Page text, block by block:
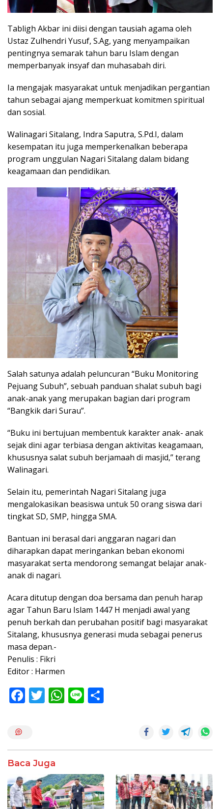
Tabligh Akbar ini diisi dengan tausiah agama oleh
Ustaz Zulhendri Yusuf, S.Ag, yang menyampaikan
pentingnya semarak tahun baru Islam dengan
memperbanyak insyaf dan muhasabah diri.
Ia mengajak masyarakat untuk menjadikan pergantian
tahun sebagai ajang memperkuat komitmen spiritual
dan sosial.
Walinagari Sitalang, Indra Saputra, S.Pd.I, dalam
kesempatan itu juga memperkenalkan beberapa
program unggulan Nagari Sitalang dalam bidang
keagamaan dan pendidikan.
Salah satunya adalah peluncuran “Buku Monitoring
Pejuang Subuh”, sebuah panduan shalat subuh bagi
anak-anak yang merupakan bagian dari program
“Bangkik dari Surau”.
“Buku ini bertujuan membentuk karakter anak- anak
sejak dini agar terbiasa dengan aktivitas keagamaan,
khususnya salat subuh berjamaah di masjid,” terang
Walinagari.
Selain itu, pemerintah Nagari Sitalang juga
mengalokasikan beasiswa untuk 50 orang siswa dari
tingkat SD, SMP, hingga SMA.
Bantuan ini berasal dari anggaran nagari dan
diharapkan dapat meringankan beban ekonomi
masyarakat serta mendorong semangat belajar anak-
anak di nagari.
Acara ditutup dengan doa bersama dan penuh harap
agar Tahun Baru Islam 1447 H menjadi awal yang
penuh berkah dan perubahan positif bagi masyarakat
Sitalang, khususnya generasi muda sebagai penerus
masa depan.-
Penulis : Fikri
Editor : Harmen
F
o
o
k
T W
p
p
Li
Baca Juga